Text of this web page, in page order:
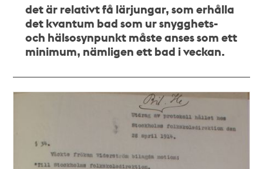
det är relativt få lärjungar, som erhålla
det kvantum bad som ur snygghets-
och hälsosynpunkt måste anses som ett
minimum, nämligen ett bad i veckan.